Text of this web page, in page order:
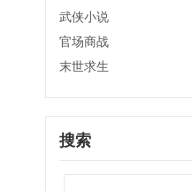
武侠小说
官场商战
末世求生
搜索